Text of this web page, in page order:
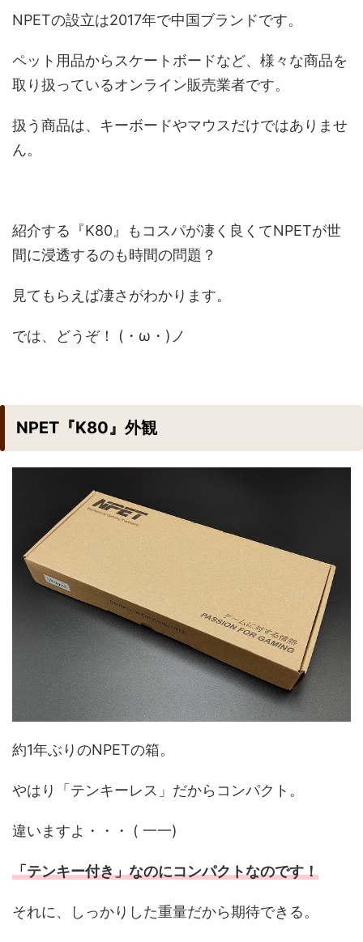
NPETの設立は2017年で中国ブランドです。
ペット用品からスケートボードなど、様々な商品を
取り扱っているオンライン販売業者です。
扱う商品は、キーボードやマウスだけではありませ
ん。
紹介する『K80』もコスパが凄く良くてNPETが世
間に浸透するのも時間の問題？
見てもらえば凄さがわかります。
では、どうぞ！ (・ω・)ノ
NPET『K80』外観
約1年ぶりのNPETの箱。
やはり「テンキーレス」だからコンパクト。
違いますよ・・・ ( 一一)
「テンキー付き」なのにコンパクトなのです！
それに、しっかりした重量だから期待できる。